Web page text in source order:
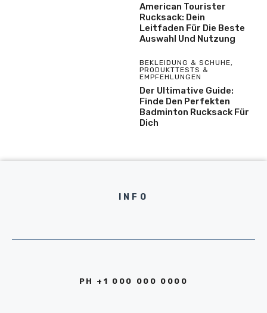
American Tourister
Rucksack: Dein
Leitfaden Für Die Beste
Auswahl Und Nutzung
BEKLEIDUNG & SCHUHE,
PRODUKTTESTS &
EMPFEHLUNGEN
Der Ultimative Guide:
Finde Den Perfekten
Badminton Rucksack Für
Dich
INFO
PH +1 000 000 0000